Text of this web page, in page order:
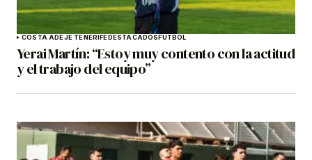
COSTA ADEJE TENERIFEDESTACADOSFÚTBOL
Yerai Martín: “Estoy muy contento con la actitud
y el trabajo del equipo”